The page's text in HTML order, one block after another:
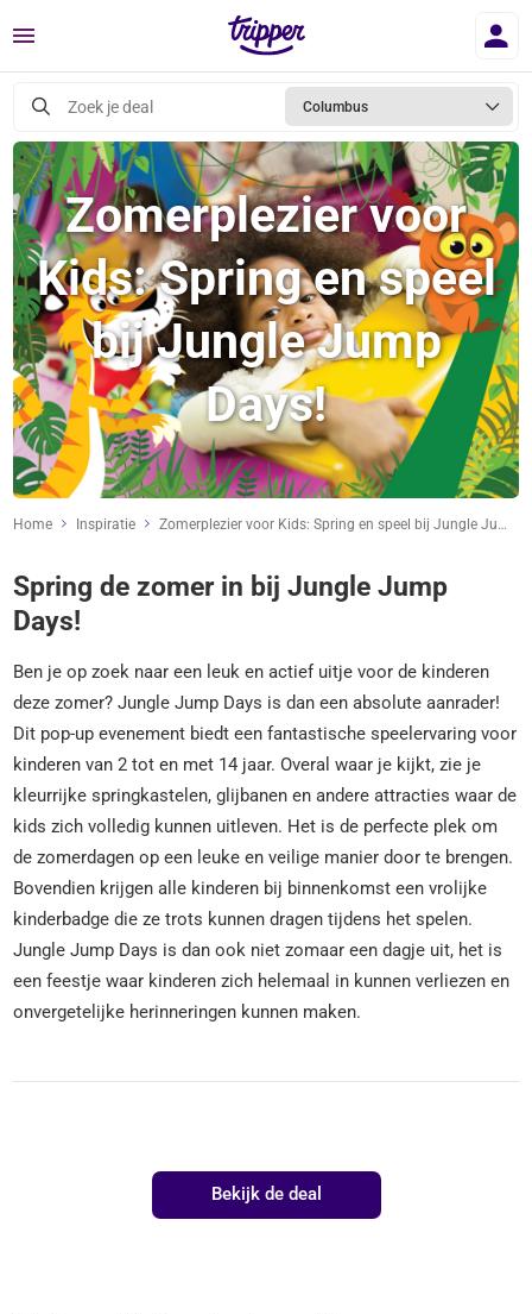
Menu
Zoek je deal Columbus
Zomerplezier voor
Kids: Spring en speel
bij Jungle Jump
Days!
Home Inspiratie Zomerplezier voor Kids: Spring en speel bij Jungle Jump Days!
Spring de zomer in bij Jungle Jump
Days!
Ben je op zoek naar een leuk en actief uitje voor de kinderen
deze zomer? Jungle Jump Days is dan een absolute aanrader!
Dit pop-up evenement biedt een fantastische speelervaring voor
kinderen van 2 tot en met 14 jaar. Overal waar je kijkt, zie je
kleurrijke springkastelen, glijbanen en andere attracties waar de
kids zich volledig kunnen uitleven. Het is de perfecte plek om
de zomerdagen op een leuke en veilige manier door te brengen.
Bovendien krijgen alle kinderen bij binnenkomst een vrolijke
kinderbadge die ze trots kunnen dragen tijdens het spelen.
Jungle Jump Days is dan ook niet zomaar een dagje uit, het is
een feestje waar kinderen zich helemaal in kunnen verliezen en
onvergetelijke herinneringen kunnen maken.
Bekijk de deal